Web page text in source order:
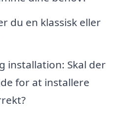
du en klassisk eller
installation: Skal der
for at installere